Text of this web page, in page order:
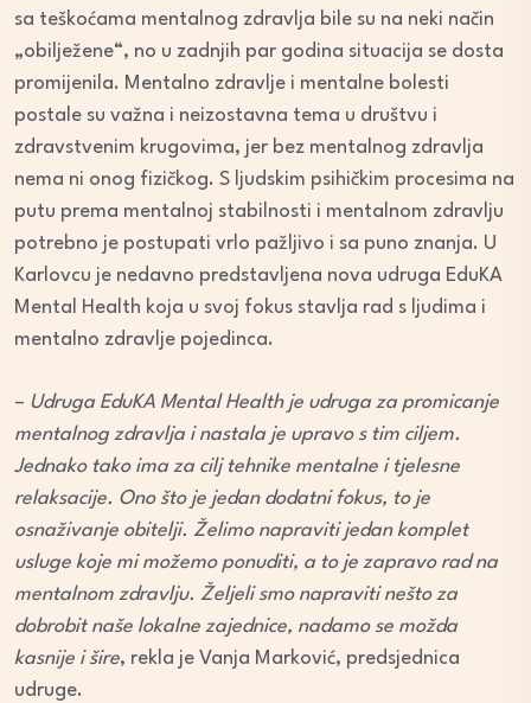
sa teškoćama mentalnog zdravlja bile su na neki način
„obilježene“, no u zadnjih par godina situacija se dosta
promijenila. Mentalno zdravlje i mentalne bolesti
postale su važna i neizostavna tema u društvu i
zdravstvenim krugovima, jer bez mentalnog zdravlja
nema ni onog fizičkog. S ljudskim psihičkim procesima na
putu prema mentalnoj stabilnosti i mentalnom zdravlju
potrebno je postupati vrlo pažljivo i sa puno znanja. U
Karlovcu je nedavno predstavljena nova udruga EduKA
Mental Health koja u svoj fokus stavlja rad s ljudima i
mentalno zdravlje pojedinca.
– Udruga EduKA Mental Health je udruga za promicanje
mentalnog zdravlja i nastala je upravo s tim ciljem.
Jednako tako ima za cilj tehnike mentalne i tjelesne
relaksacije. Ono što je jedan dodatni fokus, to je
osnaživanje obitelji. Želimo napraviti jedan komplet
usluge koje mi možemo ponuditi, a to je zapravo rad na
mentalnom zdravlju. Željeli smo napraviti nešto za
dobrobit naše lokalne zajednice, nadamo se možda
kasnije i šire, rekla je Vanja Marković, predsjednica
udruge.